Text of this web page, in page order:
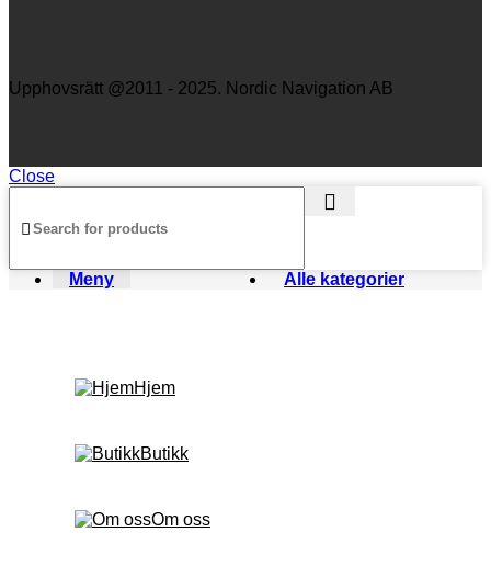
Upphovsrätt @2011 - 2025. Nordic Navigation AB
Close
Meny Alle kategorier
Hjem
Butikk
Om oss